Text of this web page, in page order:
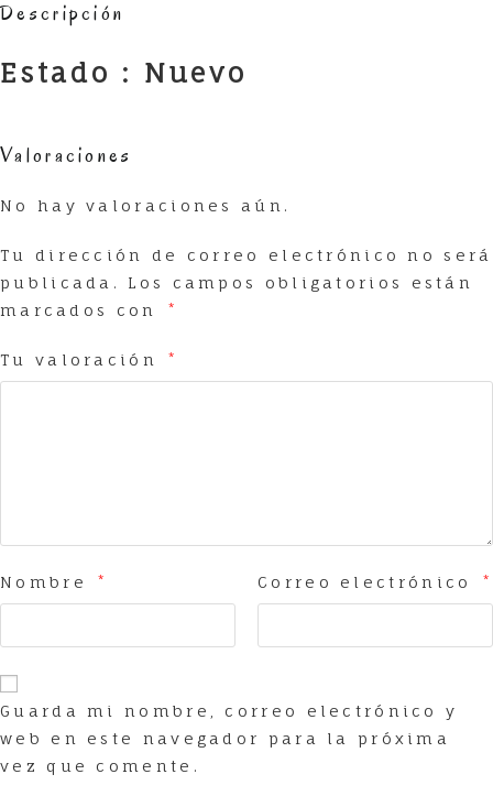
Descripción
Estado : Nuevo
Valoraciones
No hay valoraciones aún.
Tu dirección de correo electrónico no será
publicada.
Los campos obligatorios están
marcados con
*
Tu valoración *
Nombre * Correo electrónico *
Guarda mi nombre, correo electrónico y
web en este navegador para la próxima
vez que comente.